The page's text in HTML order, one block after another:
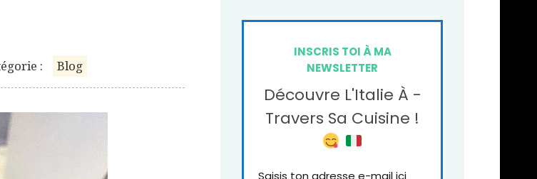
: Blog
INSCRIS TOI À MA
NEWSLETTER
Découvre L'Italie À -
Travers Sa Cuisine !